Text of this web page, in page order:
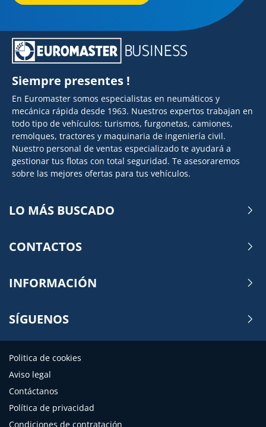
Siempre presentes !
En Euromaster somos especialistas en neumáticos y
mecánica rápida desde 1963. Nuestros expertos trabajan en
todo tipo de vehículos: turismos, furgonetas, camiones,
remolques, tractores y maquinaria de ingeniería civil.
Nuestro personal de ventas especializado te ayudará a
gestionar tus flotas con total seguridad. Te asesoraremos
sobre las mejores ofertas para tus vehículos.
LO MÁS BUSCADO
CONTACTOS
INFORMACIÓN
SÍGUENOS
Politica de cookies
Aviso legal
Contáctanos
Política de privacidad
Condiciones de contratación